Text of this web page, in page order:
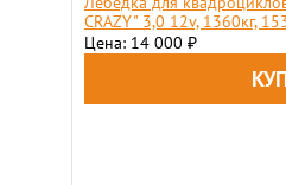
CRAZY" 3,0 12v, 1360кг,
Цена: 14 000 ₽